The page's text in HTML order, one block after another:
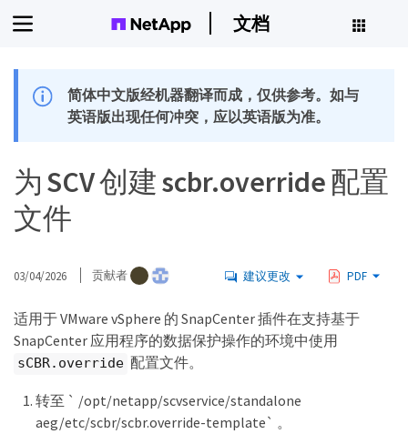
文档
简体中文版经机器翻译而成，仅供参考。如与
英语版出现任何冲突，应以英语版为准。
为 SCV 创建 scbr.override 配置
文件
03/04/2026 贡献者 建议更改 PDF
适用于 VMware vSphere 的 SnapCenter 插件在支持基于
SnapCenter 应用程序的数据保护操作的环境中使用
sCBR.override 配置文件。
转至 ` /opt/netapp/scvservice/standalone
aeg/etc/scbr/scbr.override-template` 。